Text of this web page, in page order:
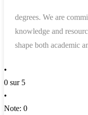
degrees. We are
knowledge and
shape both academic
•
0 sur 5
•
Note: 0